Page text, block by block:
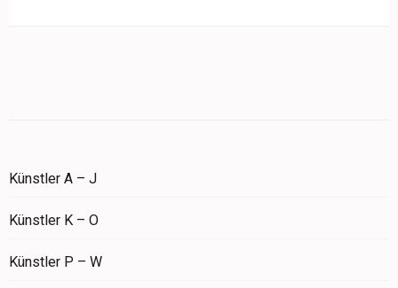
Künstler A – J
Künstler K – O
Künstler P – W